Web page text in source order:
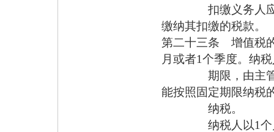
扣缴义务人应当
缴纳其扣缴的税款。
第二十三条 增值税
月或者1个季度。纳
期限，由主管税
能按照固定期限纳税
纳税。
纳税人以1个月或